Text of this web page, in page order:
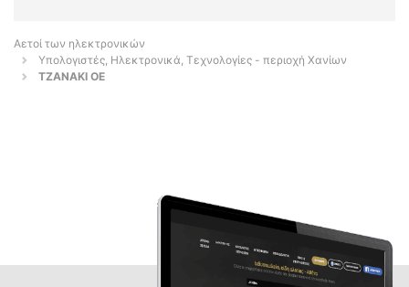
Αετοί των ηλεκτρονικών
Υπολογιστές, Ηλεκτρονικά, Τεχνολογίες - περιοχή Χανίων
TZANAKI OE